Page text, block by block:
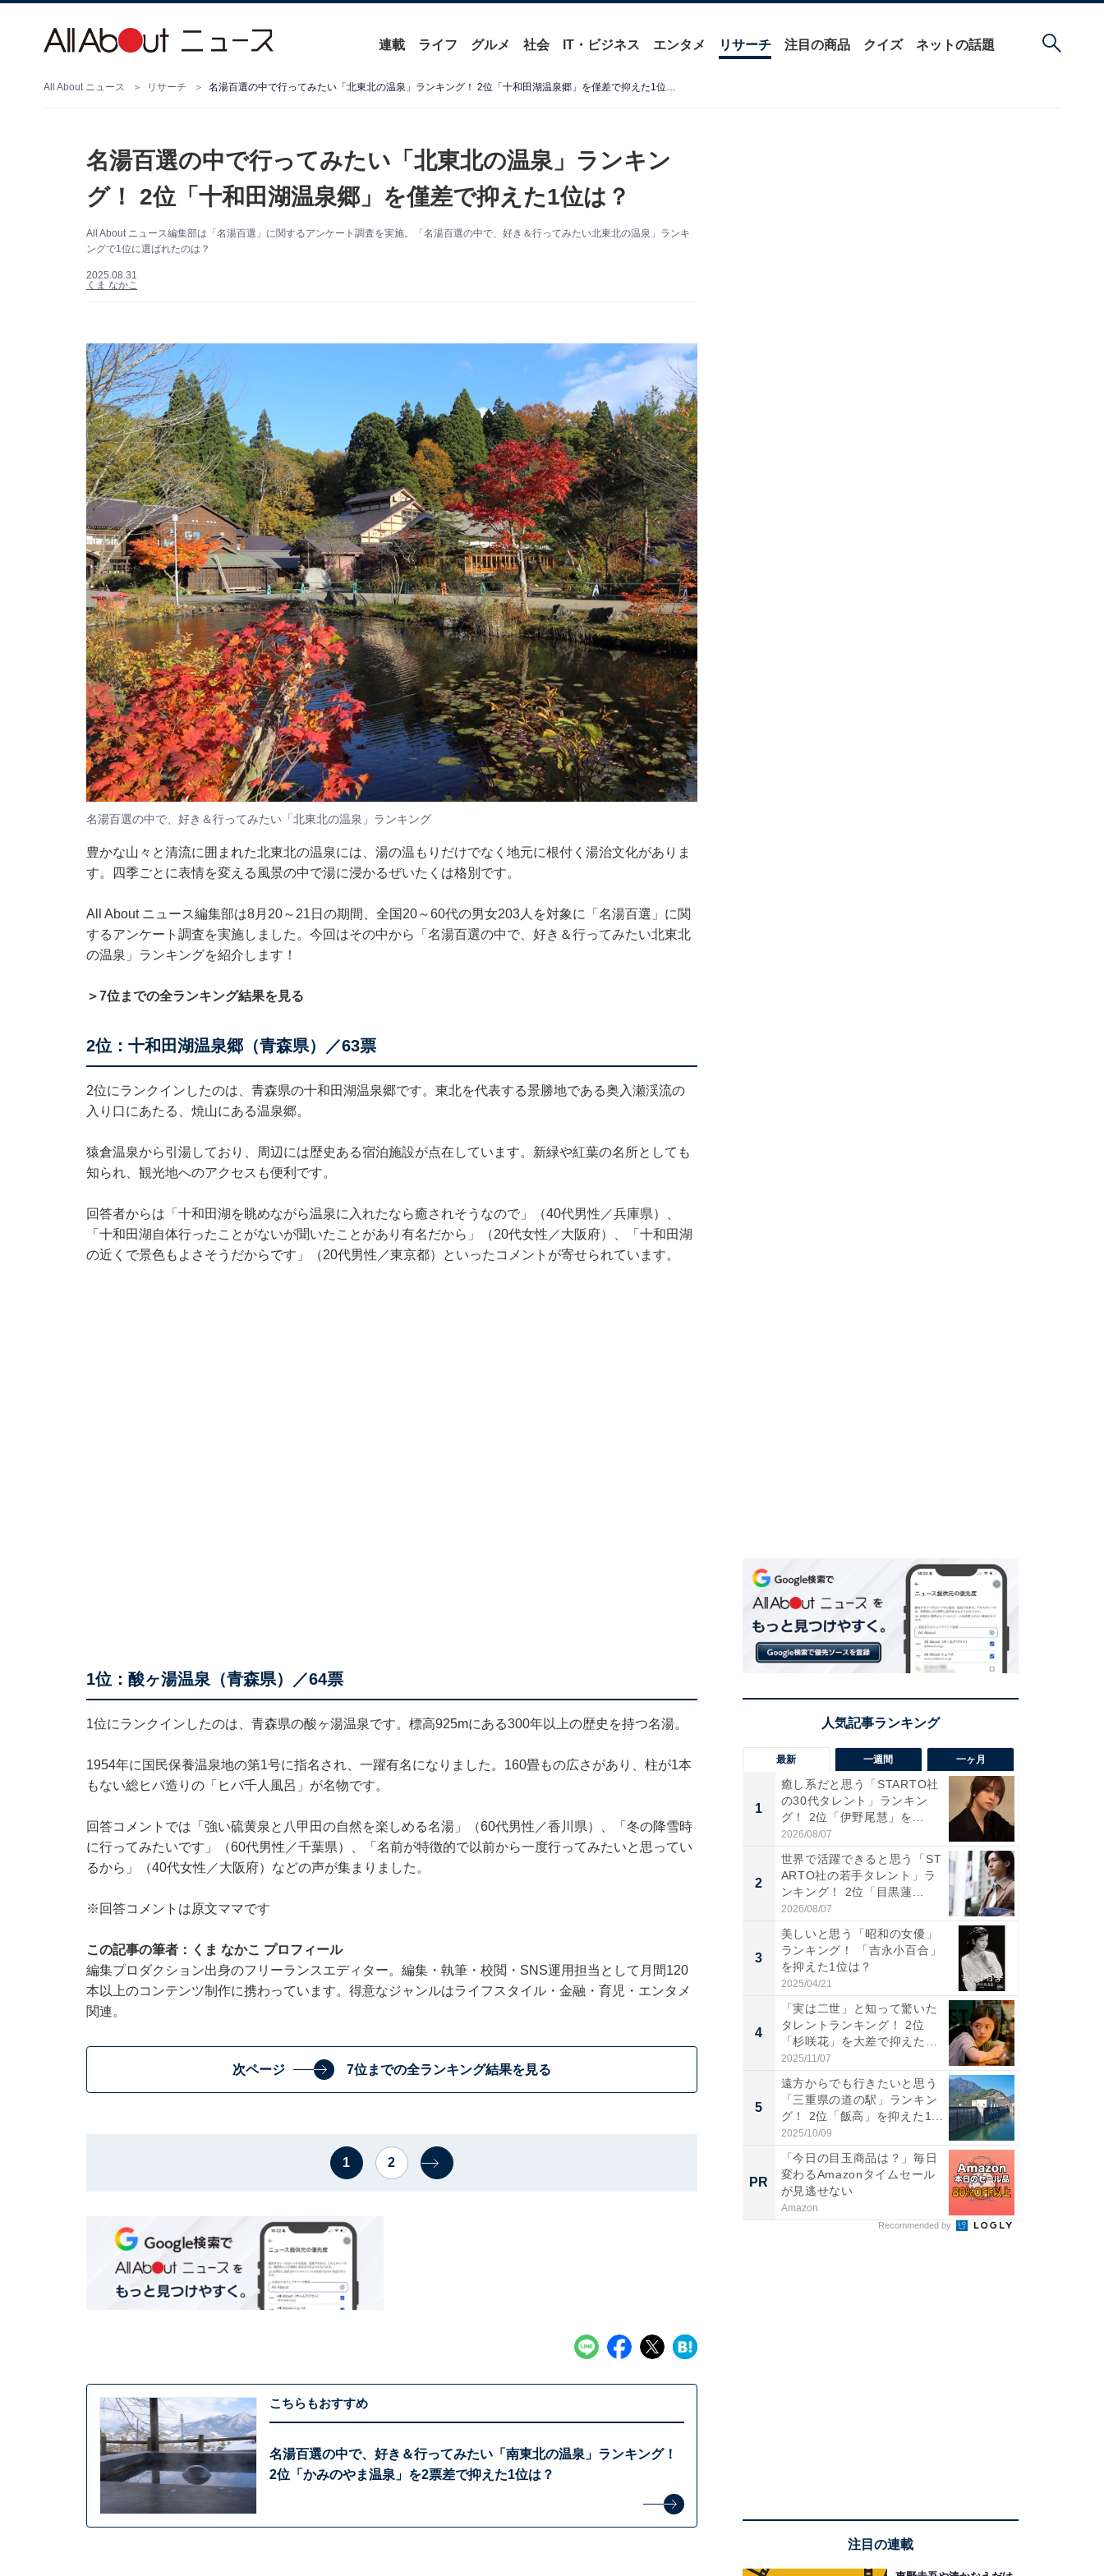
連載 ライフ グルメ 社会 IT・ビジネス エンタメ リサーチ 注目の商品 クイズ ネットの話題
All About ニュース リサーチ 名湯百選の中で行ってみたい「北東北の温泉」ランキング！ 2位「十和田湖温泉郷」を僅差で抑えた1位は？
名湯百選の中で行ってみたい「北東北の温泉」ランキン
グ！ 2位「十和田湖温泉郷」を僅差で抑えた1位は？
All About ニュース編集部は「名湯百選」に関するアンケート調査を実施。「名湯百選の中で、好き＆行ってみたい北東北の温泉」ランキ
ングで1位に選ばれたのは？
2025.08.31
くま なかこ
名湯百選の中で、好き＆行ってみたい「北東北の温泉」ランキング
豊かな山々と清流に囲まれた北東北の温泉には、湯の温もりだけでなく地元に根付く湯治文化がありま
す。四季ごとに表情を変える風景の中で湯に浸かるぜいたくは格別です。
All About ニュース編集部は8月20～21日の期間、全国20～60代の男女203人を対象に「名湯百選」に関
するアンケート調査を実施しました。今回はその中から「名湯百選の中で、好き＆行ってみたい北東北
の温泉」ランキングを紹介します！
＞7位までの全ランキング結果を見る
2位：十和田湖温泉郷（青森県）／63票
2位にランクインしたのは、青森県の十和田湖温泉郷です。東北を代表する景勝地である奥入瀬渓流の
入り口にあたる、焼山にある温泉郷。
猿倉温泉から引湯しており、周辺には歴史ある宿泊施設が点在しています。新緑や紅葉の名所としても
知られ、観光地へのアクセスも便利です。
回答者からは「十和田湖を眺めながら温泉に入れたなら癒されそうなので」（40代男性／兵庫県）、
「十和田湖自体行ったことがないが聞いたことがあり有名だから」（20代女性／大阪府）、「十和田湖
の近くで景色もよさそうだからです」（20代男性／東京都）といったコメントが寄せられています。
1位：酸ヶ湯温泉（青森県）／64票
1位にランクインしたのは、青森県の酸ヶ湯温泉です。標高925mにある300年以上の歴史を持つ名湯。
1954年に国民保養温泉地の第1号に指名され、一躍有名になりました。160畳もの広さがあり、柱が1本
もない総ヒバ造りの「ヒバ千人風呂」が名物です。
回答コメントでは「強い硫黄泉と八甲田の自然を楽しめる名湯」（60代男性／香川県）、「冬の降雪時
に行ってみたいです」（60代男性／千葉県）、「名前が特徴的で以前から一度行ってみたいと思ってい
るから」（40代女性／大阪府）などの声が集まりました。
※回答コメントは原文ママです
この記事の筆者：くま なかこ プロフィール
編集プロダクション出身のフリーランスエディター。編集・執筆・校閲・SNS運用担当として月間120
本以上のコンテンツ制作に携わっています。得意なジャンルはライフスタイル・金融・育児・エンタメ
関連。
次ページ 7位までの全ランキング結果を見る
1 2
こちらもおすすめ
名湯百選の中で、好き＆行ってみたい「南東北の温泉」ランキング！
2位「かみのやま温泉」を2票差で抑えた1位は？
最新 一週間 一ヶ月
1
癒し系だと思う「STARTO社
の30代タレント」ランキン
グ！ 2位「伊野尾慧」を...
2026/08/07
2
世界で活躍できると思う「ST
ARTO社の若手タレント」ラ
ンキング！ 2位「目黒蓮...
2026/08/07
3
美しいと思う「昭和の女優」
ランキング！ 「吉永小百合」
を抑えた1位は？
2025/04/21
4
「実は二世」と知って驚いた
タレントランキング！ 2位
「杉咲花」を大差で抑えた1
位...
2025/11/07
5
遠方からでも行きたいと思う
「三重県の道の駅」ランキン
グ！ 2位「飯高」を抑えた1...
2025/10/09
PR
「今日の目玉商品は？」毎日
変わるAmazonタイムセール
が見逃せない
Amazon
Recommended by
注目の連載